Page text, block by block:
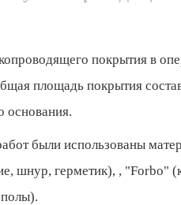
покрытия в
площадь покрытия
основания.
были использованы
шнур, герметик), , "Forbo"